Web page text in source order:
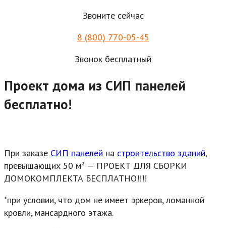
Звоните сейчас
8 (800) 770-05-45
Звонок бесплатный
Проект дома из СИП панелей
бесплатно!
При заказе СИП панелей на строительство зданий,
превышающих 50 м² — ПРОЕКТ ДЛЯ СБОРКИ
ДОМОКОМПЛЕКТА БЕСПЛАТНО!!!!
*при условии, что дом не имеет эркеров, ломанной
кровли, мансардного этажа.